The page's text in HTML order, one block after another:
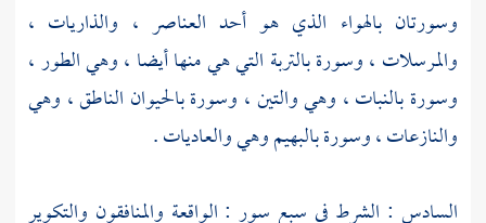
وسورتان بالهواء الذي هو أحد العناصر ، والذاريات ،
والمرسلات ، وسورة بالتربة التي هي منها أيضا ، وهي الطور ،
وسورة بالنبات ، وهي والتين ، وسورة بالحيوان الناطق ، وهي
والنازعات ، وسورة بالبهيم وهي والعاديات .
السادس : الشرط في سبع سور : الواقعة والمنافقون والتكوير